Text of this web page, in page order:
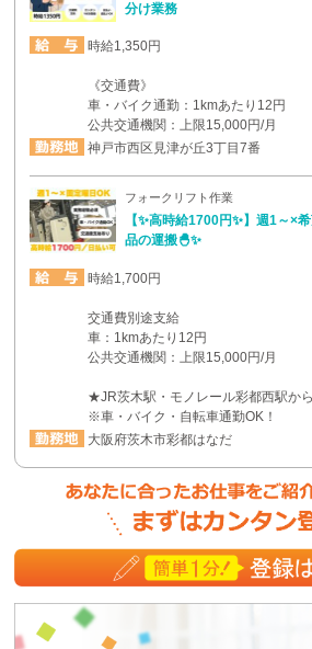
分け業務
時給1,350円
《交通費》
車・バイク通勤：1kmあたり12円
公共交通機関：上限15,000円/月
神戸市西区見津が丘3丁目7番
フォークリフト作業
【✨高時給1700円✨】週1～×
品の運搬🐣✨
時給1,700円
交通費別途支給
車：1kmあたり12円
公共交通機関：上限15,000円/月
★JR茨木駅・モノレール彩都西駅か
※車・バイク・自転車通勤OK！
大阪府茨木市彩都はなだ